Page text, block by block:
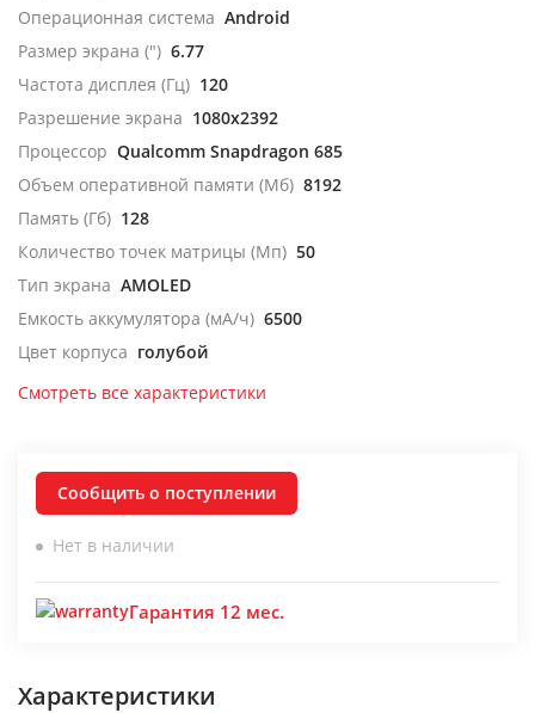
Операционная система Android
Размер экрана (") 6.77
Частота дисплея (Гц) 120
Разрешение экрана 1080x2392
Процессор Qualcomm Snapdragon 685
Объем оперативной памяти (Мб) 8192
Память (Гб) 128
Количество точек матрицы (Мп) 50
Тип экрана AMOLED
Емкость аккумулятора (мА/ч) 6500
Цвет корпуса голубой
Смотреть все характеристики
Сообщить о поступлении
Нет в наличии
Гарантия 12 мес.
Характеристики